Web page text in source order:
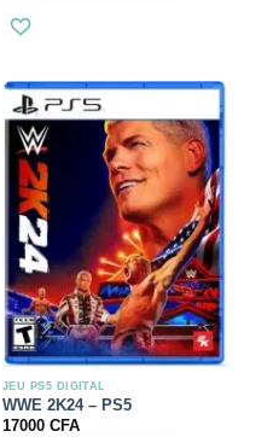
JEU PS5 DIGITAL
WWE 2K24 – PS5
17000 CFA